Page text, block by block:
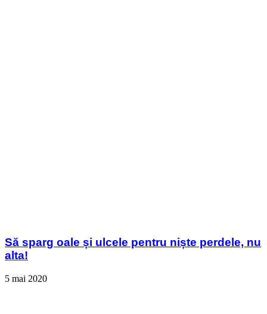
Să sparg oale și ulcele pentru niște perdele, nu
alta!
5 mai 2020